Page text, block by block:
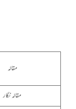
مقالہ
مقالہ نگار